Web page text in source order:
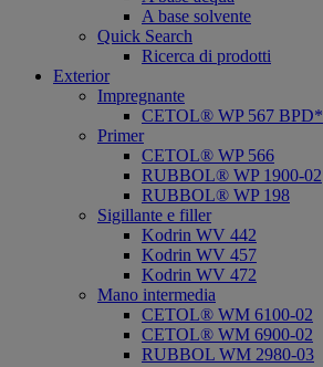
A base solvente
Quick Search
Ricerca di prodotti
Exterior
Impregnante
CETOL® WP 567 BPD*
Primer
CETOL® WP 566
RUBBOL® WP 1900-02
RUBBOL® WP 198
Sigillante e filler
Kodrin WV 442
Kodrin WV 457
Kodrin WV 472
Mano intermedia
CETOL® WM 6100-02
CETOL® WM 6900-02
RUBBOL WM 2980-03